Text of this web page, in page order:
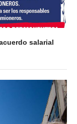
salarial